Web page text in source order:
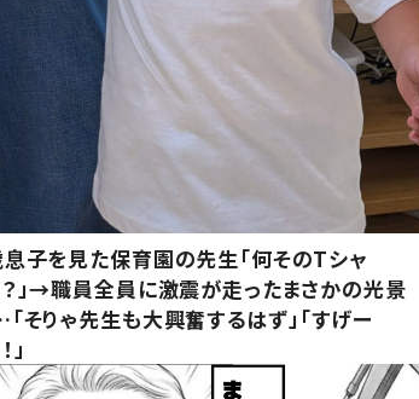
子を見た保育園の先生「何そのTシャ
？」→職員全員に激震が走ったまさかの光景
そりゃ先生も大興奮するはず」「すげー
」